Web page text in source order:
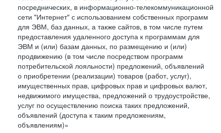
посреднических, в информационно-телекоммуникационной
сети "Интернет" с использованием собственных программ
для ЭВМ, баз данных, а также сайтов, в том числе путем
предоставления удаленного доступа к программам для
ЭВМ и (или) базам данных, по размещению и (или)
продвижению (в том числе посредством программ
потребительской лояльности) предложений, объявлений
о приобретении (реализации) товаров (работ, услуг),
имущественных прав, цифровых прав и цифровых валют,
недвижимого имущества, предложений о трудоустройстве,
услуг по осуществлению поиска таких предложений,
объявлений (доступа к таким предложениям,
объявлениям)»